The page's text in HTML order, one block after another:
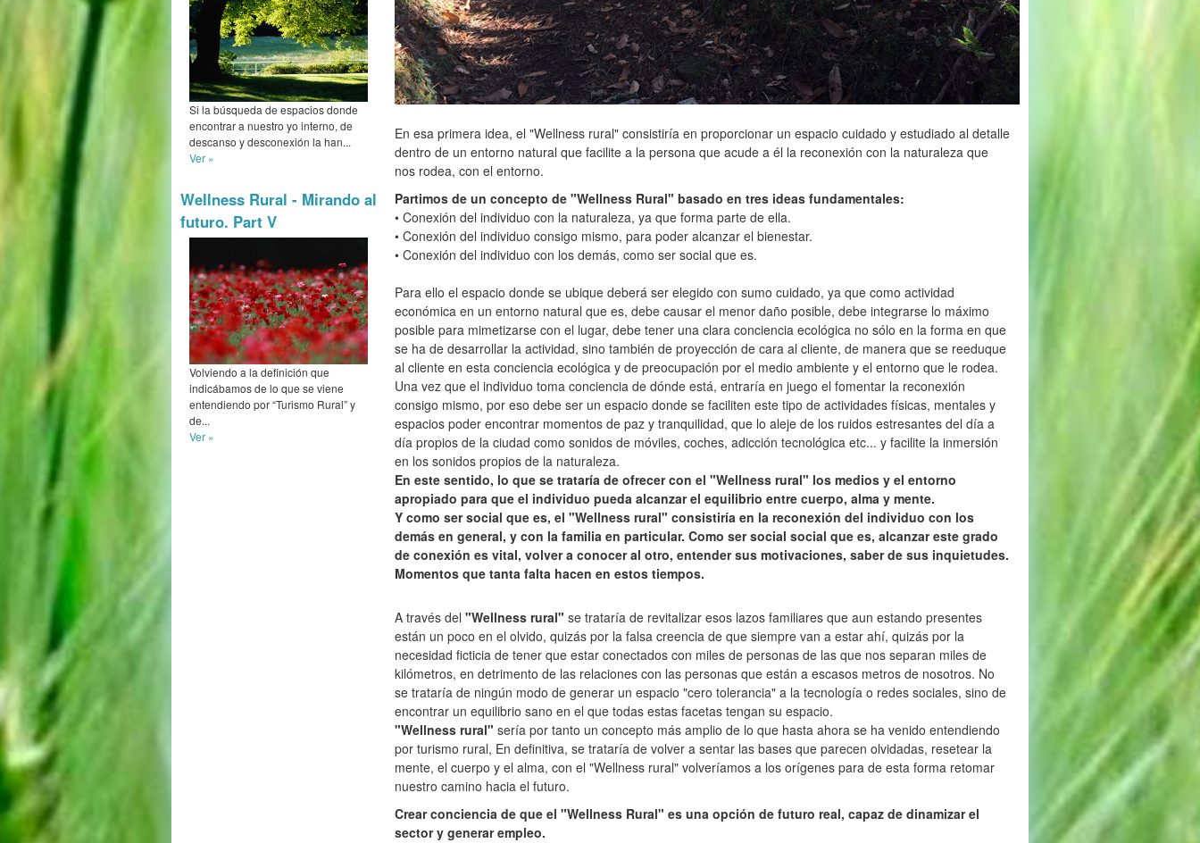
Si la búsqueda de espacios donde
encontrar a nuestro yo interno, de
descanso y desconexión la han...
Ver »
Wellness Rural - Mirando al
futuro. Part V
Volviendo a la definición que
indicábamos de lo que se viene
entendiendo por “Turismo Rural” y
de...
Ver »
En esa primera idea, el "Wellness rural" consistiría en proporcionar un espacio cuidado y estudiado al detalle
dentro de un entorno natural que facilite a la persona que acude a él la reconexión con la naturaleza que
nos rodea, con el entorno.
Partimos de un concepto de "Wellness Rural" basado en tres ideas fundamentales:
• Conexión del individuo con la naturaleza, ya que forma parte de ella.
• Conexión del individuo consigo mismo, para poder alcanzar el bienestar.
• Conexión del individuo con los demás, como ser social que es.
Para ello el espacio donde se ubique deberá ser elegido con sumo cuidado, ya que como actividad
económica en un entorno natural que es, debe causar el menor daño posible, debe integrarse lo máximo
posible para mimetizarse con el lugar, debe tener una clara conciencia ecológica no sólo en la forma en que
se ha de desarrollar la actividad, sino también de proyección de cara al cliente, de manera que se reeduque
al cliente en esta conciencia ecológica y de preocupación por el medio ambiente y el entorno que le rodea.
Una vez que el individuo toma conciencia de dónde está, entraría en juego el fomentar la reconexión
consigo mismo, por eso debe ser un espacio donde se faciliten este tipo de actividades físicas, mentales y
espacios poder encontrar momentos de paz y tranquilidad, que lo aleje de los ruidos estresantes del día a
día propios de la ciudad como sonidos de móviles, coches, adicción tecnológica etc... y facilite la inmersión
en los sonidos propios de la naturaleza.
En este sentido, lo que se trataría de ofrecer con el "Wellness rural" los medios y el entorno
apropiado para que el individuo pueda alcanzar el equilibrio entre cuerpo, alma y mente.
Y como ser social que es, el "Wellness rural" consistiría en la reconexión del individuo con los
demás en general, y con la familia en particular. Como ser social social que es, alcanzar este grado
de conexión es vital, volver a conocer al otro, entender sus motivaciones, saber de sus inquietudes.
Momentos que tanta falta hacen en estos tiempos.
A través del "Wellness rural" se trataría de revitalizar esos lazos familiares que aun estando presentes
están un poco en el olvido, quizás por la falsa creencia de que siempre van a estar ahí, quizás por la
necesidad ficticia de tener que estar conectados con miles de personas de las que nos separan miles de
kilómetros, en detrimento de las relaciones con las personas que están a escasos metros de nosotros. No
se trataría de ningún modo de generar un espacio "cero tolerancia" a la tecnología o redes sociales, sino de
encontrar un equilibrio sano en el que todas estas facetas tengan su espacio.
"Wellness rural" sería por tanto un concepto más amplio de lo que hasta ahora se ha venido entendiendo
por turismo rural, En definitiva, se trataría de volver a sentar las bases que parecen olvidadas, resetear la
mente, el cuerpo y el alma, con el "Wellness rural" volveríamos a los orígenes para de esta forma retomar
nuestro camino hacia el futuro.
Crear conciencia de que el "Wellness Rural" es una opción de futuro real, capaz de dinamizar el
sector y generar empleo.